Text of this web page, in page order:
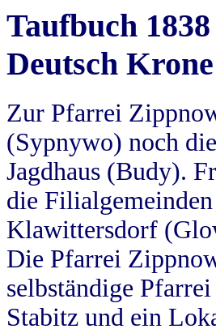
Taufbuch
Deutsch Krone
Zur Pfarrei
(Sypnywo) noch
Jagdhaus (Budy).
die
Klawittersdorf
Die Pfarrei
selbständige
Stabitz und ein